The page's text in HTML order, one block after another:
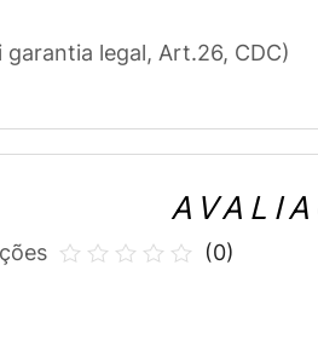
garantia legal, Art.26, CDC)
(0)